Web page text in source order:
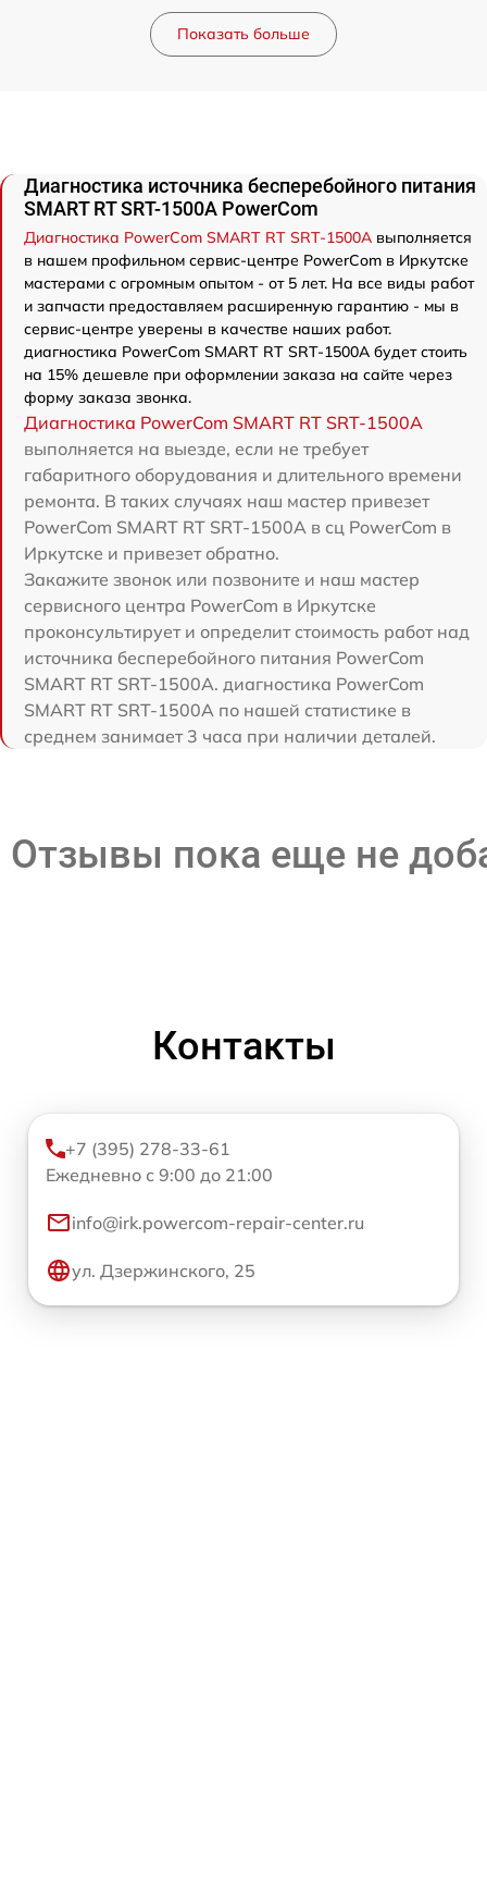
Показать больше
Диагностика источника бесперебойного питания
SMART RT SRT-1500A PowerCom
Диагностика PowerCom SMART RT SRT-1500A выполняется
в нашем профильном сервис-центре PowerCom в Иркутске
мастерами с огромным опытом - от 5 лет. На все виды работ
и запчасти предоставляем расширенную гарантию - мы в
сервис-центре уверены в качестве наших работ.
диагностика PowerCom SMART RT SRT-1500A будет стоить
на 15% дешевле при оформлении заказа на сайте через
форму заказа звонка.
Диагностика PowerCom SMART RT SRT-1500A
выполняется на выезде, если не требует
габаритного оборудования и длительного времени
ремонта. В таких случаях наш мастер привезет
PowerCom SMART RT SRT-1500A в сц PowerCom в
Иркутске и привезет обратно.
Закажите звонок или позвоните и наш мастер
сервисного центра PowerCom в Иркутске
проконсультирует и определит стоимость работ над
источника бесперебойного питания PowerCom
SMART RT SRT-1500A. диагностика PowerCom
SMART RT SRT-1500A по нашей статистике в
среднем занимает 3 часа при наличии деталей.
Отзывы пока еще не
Контакты
+7 (395) 278-33-61
Ежедневно с 9:00 до 21:00
info@irk.powercom-repair-center.ru
ул. Дзержинского, 25